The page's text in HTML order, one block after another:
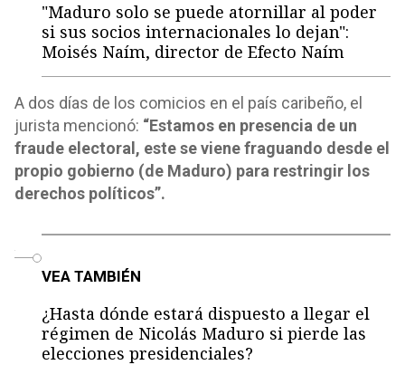
"Maduro solo se puede atornillar al poder
si sus socios internacionales lo dejan":
Moisés Naím, director de Efecto Naím
A dos días de los comicios en el país caribeño, el
jurista mencionó: “Estamos en presencia de un
fraude electoral, este se viene fraguando desde el
propio gobierno (de Maduro) para restringir los
derechos políticos”.
VEA TAMBIÉN
¿Hasta dónde estará dispuesto a llegar el
régimen de Nicolás Maduro si pierde las
elecciones presidenciales?